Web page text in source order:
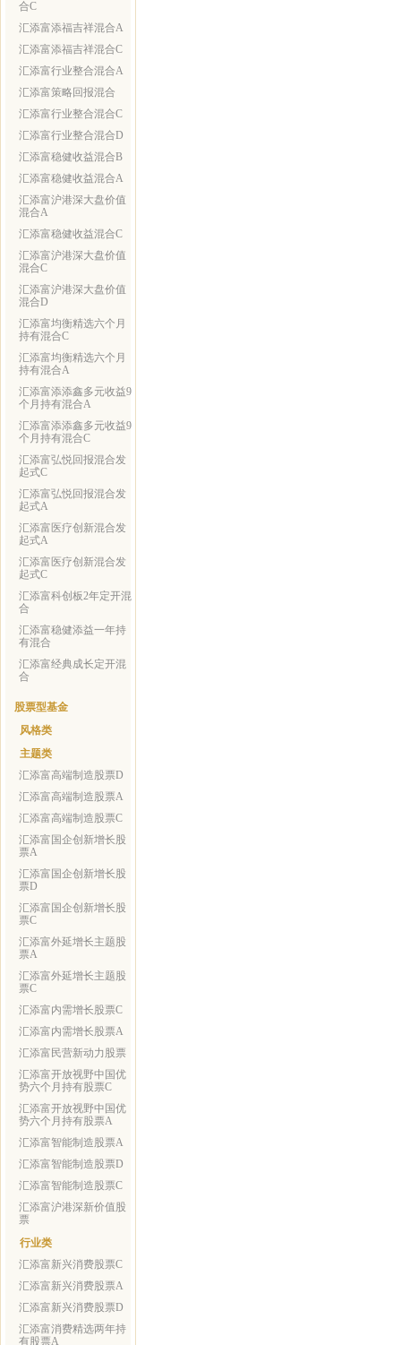
合C
汇添富添福吉祥混合A
汇添富添福吉祥混合C
汇添富行业整合混合A
汇添富策略回报混合
汇添富行业整合混合C
汇添富行业整合混合D
汇添富稳健收益混合B
汇添富稳健收益混合A
汇添富沪港深大盘价值
混合A
汇添富稳健收益混合C
汇添富沪港深大盘价值
混合C
汇添富沪港深大盘价值
混合D
汇添富均衡精选六个月
持有混合C
汇添富均衡精选六个月
持有混合A
汇添富添添鑫多元收益9
个月持有混合A
汇添富添添鑫多元收益9
个月持有混合C
汇添富弘悦回报混合发
起式C
汇添富弘悦回报混合发
起式A
汇添富医疗创新混合发
起式A
汇添富医疗创新混合发
起式C
汇添富科创板2年定开混
合
汇添富稳健添益一年持
有混合
汇添富经典成长定开混
合
股票型基金
风格类
主题类
汇添富高端制造股票D
汇添富高端制造股票A
汇添富高端制造股票C
汇添富国企创新增长股
票A
汇添富国企创新增长股
票D
汇添富国企创新增长股
票C
汇添富外延增长主题股
票A
汇添富外延增长主题股
票C
汇添富内需增长股票C
汇添富内需增长股票A
汇添富民营新动力股票
汇添富开放视野中国优
势六个月持有股票C
汇添富开放视野中国优
势六个月持有股票A
汇添富智能制造股票A
汇添富智能制造股票D
汇添富智能制造股票C
汇添富沪港深新价值股
票
行业类
汇添富新兴消费股票C
汇添富新兴消费股票A
汇添富新兴消费股票D
汇添富消费精选两年持
有股票A